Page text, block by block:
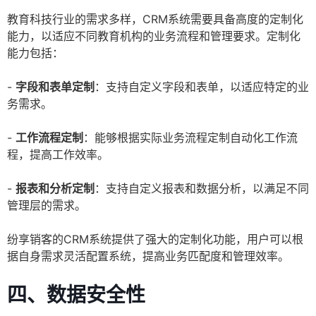
教育科技行业的需求多样，CRM系统需要具备高度的定制化
能力，以适应不同教育机构的业务流程和管理要求。定制化
能力包括：
- 字段和表单定制 ：支持自定义字段和表单，以适应特定的业
务需求。
- 工作流程定制 ：能够根据实际业务流程定制自动化工作流
程，提高工作效率。
- 报表和分析定制 ：支持自定义报表和数据分析，以满足不同
管理层的需求。
纷享销客的CRM系统提供了强大的定制化功能，用户可以根
据自身需求灵活配置系统，提高业务匹配度和管理效率。
四、数据安全性